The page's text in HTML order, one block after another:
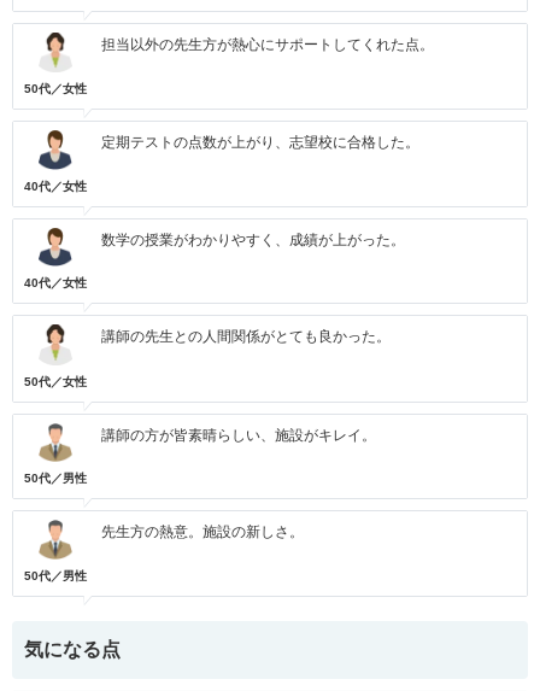
50代／女性
担当以外の先生方が熱心にサポートしてくれた点。
40代／女性
定期テストの点数が上がり、志望校に合格した。
40代／女性
数学の授業がわかりやすく、成績が上がった。
50代／女性
講師の先生との人間関係がとても良かった。
50代／男性
講師の方が皆素晴らしい、施設がキレイ。
50代／男性
先生方の熱意。施設の新しさ。
気になる点